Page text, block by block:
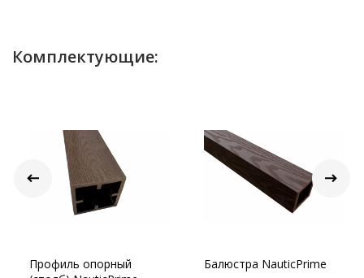
Комплектующие:
Профиль опорный
Балюстра NauticPrime